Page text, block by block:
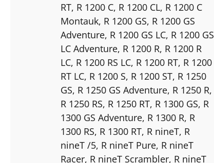
RT, R 1200 C, R 1200 CL, R 1200 C
Montauk, R 1200 GS, R 1200 GS
Adventure, R 1200 GS LC, R 1200 GS
LC Adventure, R 1200 R, R 1200 R
LC, R 1200 RS LC, R 1200 RT, R 1200
RT LC, R 1200 S, R 1200 ST, R 1250
GS, R 1250 GS Adventure, R 1250 R,
R 1250 RS, R 1250 RT, R 1300 GS, R
1300 GS Adventure, R 1300 R, R
1300 RS, R 1300 RT, R nineT, R
nineT /5, R nineT Pure, R nineT
Racer, R nineT Scrambler, R nineT